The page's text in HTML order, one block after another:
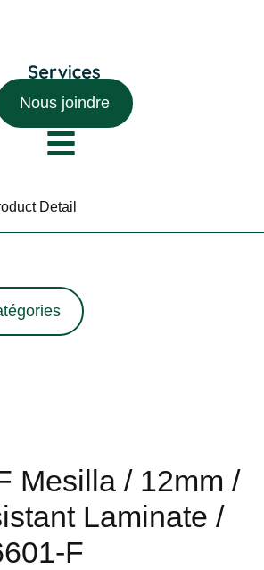
Nous joindre
Detail
Mesilla / 12mm /
Laminate /
F